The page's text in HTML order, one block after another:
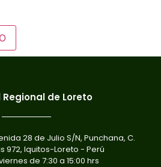
de Loreto
28 de Julio S/N, Punchana, C.
972, Iquitos-Loreto - Perú
de 7:30 a 15:00 hrs